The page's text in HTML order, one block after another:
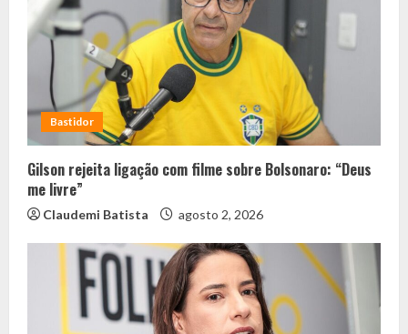
Bastidor
Gilson rejeita ligação com filme sobre Bolsonaro: “Deus
me livre”
Claudemi Batista agosto 2, 2026